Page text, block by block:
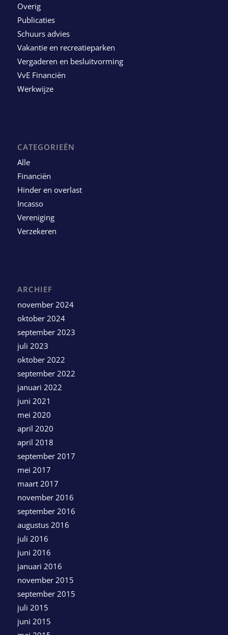
Overig
Publicaties
Schuurs advies
Vakantie en recreatieparken
Vergaderen en besluitvorming
VvE Financiën
Werkwijze
CATEGORIEËN
Alle
Financiën
Hinder en overlast
Incasso
Vereniging
Verzekeren
ARCHIEF
november 2024
oktober 2024
september 2023
juli 2023
oktober 2022
september 2022
januari 2022
juni 2021
mei 2020
april 2020
april 2018
september 2017
mei 2017
maart 2017
november 2016
september 2016
augustus 2016
juli 2016
juni 2016
januari 2016
november 2015
september 2015
juli 2015
juni 2015